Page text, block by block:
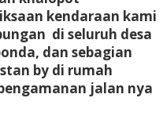
kendaraan kami
di seluruh desa
dan sebagian
by di rumah
jalan nya